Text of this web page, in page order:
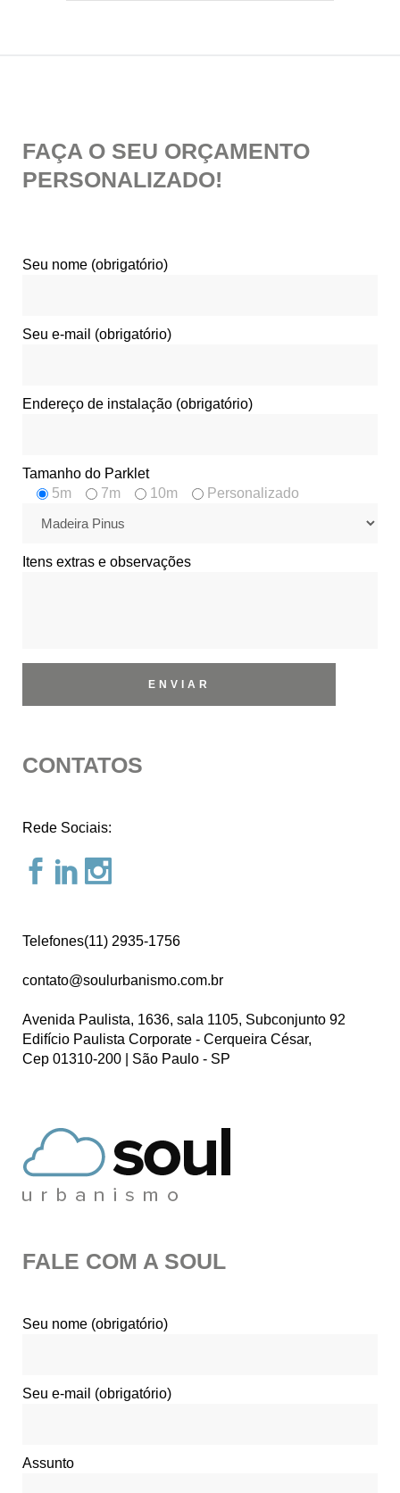
FAÇA O SEU ORÇAMENTO
PERSONALIZADO!
Seu nome (obrigatório)
Seu e-mail (obrigatório)
Endereço de instalação (obrigatório)
Tamanho do Parklet
5m
7m 10m Personalizado
Itens extras e observações
CONTATOS
Rede Sociais:
Telefones(11) 2935-1756
contato@soulurbanismo.com.br
Avenida Paulista, 1636, sala 1105, Subconjunto 92
Edifício Paulista Corporate - Cerqueira César,
Cep 01310-200 | São Paulo - SP
FALE COM A SOUL
Seu nome (obrigatório)
Seu e-mail (obrigatório)
Assunto